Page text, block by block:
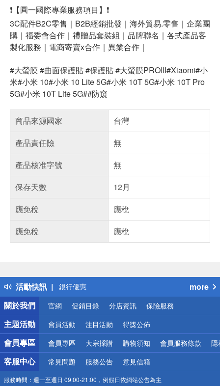
❗【圓一國際專業服務項目】❗
3C配件B2C零售｜B2B經銷批發｜海外貿易.零售｜企業團
購｜福委會合作｜禮贈品套裝組｜品牌聯名｜各式產品客
製化服務｜電商寄賣x合作｜異業合作｜
#大螢膜 #曲面保護貼 #保護貼 #大螢膜PROIII#Xiaomi#小
米#小米 10#小米 10 Lite 5G#小米 10T 5G#小米 10T Pro
5G#小米 10T Lite 5G##防窺
商品來源國家
台灣
產品責任險
無
產品核准字號
無
保存天數
12月
應免稅
應稅
應免稅
應稅
活動快訊
偏遠地區配送
熱門話題
銀行優惠
偏遠地區配送
詐騙網頁！請小心！
more
關於我們
官網 促銷目錄 分店資訊 保險服務
主題活動 會員活動 注目活動 得獎公佈
會員專區 會員專區 大宗採購 購物須知 會員服務條款 隱
客服中心 常見問題 服務公告 意見信箱
服務時間： 週一至週日 09:00-21:00，例假日依網站公告為主